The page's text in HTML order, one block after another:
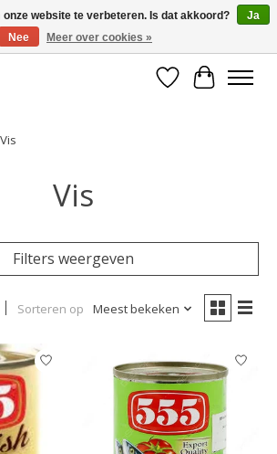
and fast shipping!
Verlanglijst
Vis
Vis
Filters weergeven
Sorteren op Meest bekeken
website te verbeteren. Is dat akkoord?
Ja
Nee
Meer over cookies »